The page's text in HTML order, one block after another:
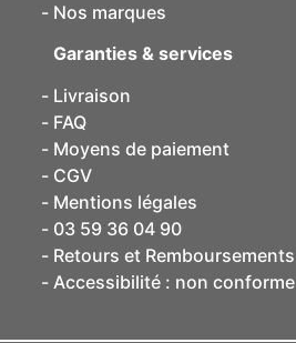
Nos marques
Garanties & services
Livraison
FAQ
Moyens de paiement
CGV
Mentions légales
03 59 36 04 90
Retours et Remboursements
Accessibilité : non conforme